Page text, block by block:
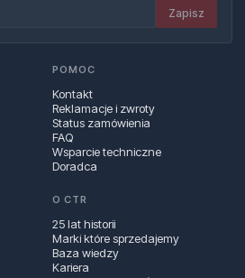
Zapisz
POMOC
Kontakt
Reklamacje i zwroty
Status zamówienia
FAQ
Wsparcie techniczne
Doradca
O CTR
25 lat historii
Marki które sprzedajemy
Baza wiedzy
Kariera